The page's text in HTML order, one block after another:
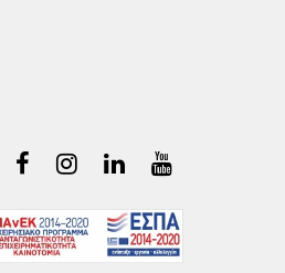
FacebookInstragram
Linked-Youtube